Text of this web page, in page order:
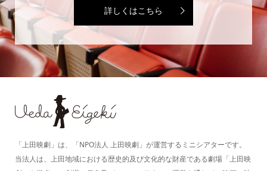
詳しくはこちら
「上田映劇」は、「NPO法人 上田映劇」が運営するミニシアターです。
当法人は、上田地域における歴史的及び文化的な財産である劇場「上田映